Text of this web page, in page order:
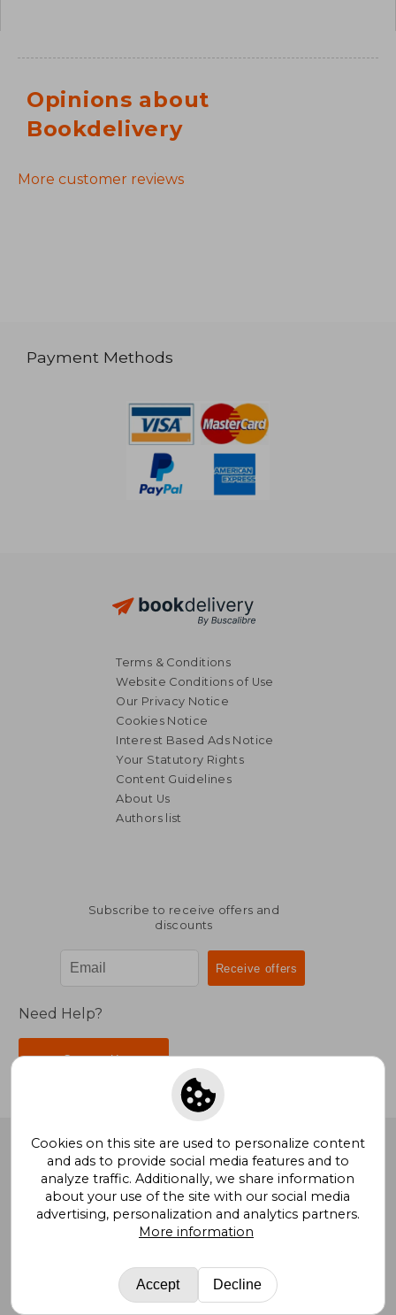
Opinions about
Bookdelivery
More customer reviews
Payment Methods
Terms & Conditions
Website Conditions of Use
Our Privacy Notice
Cookies Notice
Interest Based Ads Notice
Your Statutory Rights
Content Guidelines
About Us
Authors list
Subscribe to receive offers and
discounts
Need Help?
Contact Us
BookDelivery. All Rights Reserved.
Bookdelivery United KingdomBuscalibre Argentina
Buscalibre Spain|Buscalibre Uruguay
Buscalibre Mexico
|Buscalibre Peru|Buscalibre USA
Buscalibre Other Countries|
Cookies on this site are used to personalize content
and ads to provide social media features and to
analyze traffic. Additionally, we share information
about your use of the site with our social media
advertising, personalization and analytics partners.
More information
Accept Decline